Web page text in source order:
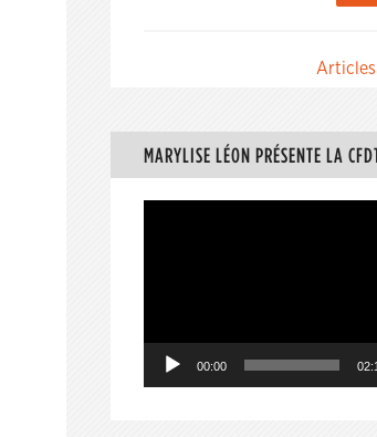
articles
MARYLISE LÉON PRÉSENTE LA
00:00